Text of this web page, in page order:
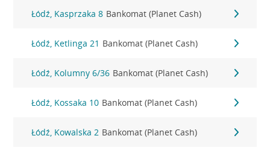
Łódź, Kasprzaka 8 Bankomat (Planet Cash)
Łódź, Ketlinga 21 Bankomat (Planet Cash)
Łódź, Kolumny 6/36 Bankomat (Planet Cash)
Łódź, Kossaka 10 Bankomat (Planet Cash)
Łódź, Kowalska 2 Bankomat (Planet Cash)